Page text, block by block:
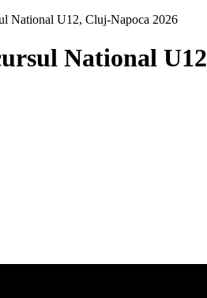
National U12, Cluj-Napoca 2026
National